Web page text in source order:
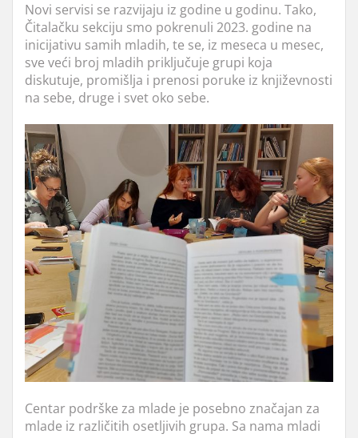
Novi servisi se razvijaju iz godine u godinu. Tako,
Čitalačku sekciju smo pokrenuli 2023. godine na
inicijativu samih mladih, te se, iz meseca u mesec,
sve veći broj mladih priključuje grupi koja
diskutuje, promišlja i prenosi poruke iz književnosti
na sebe, druge i svet oko sebe.
Centar podrške za mlade je posebno značajan za
mlade iz različitih osetljivih grupa. Sa nama mladi